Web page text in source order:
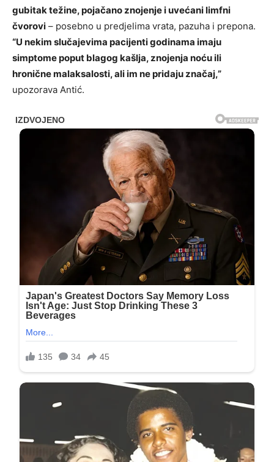
gubitak težine, pojačano znojenje i uvećani limfni
čvorovi – posebno u predjelima vrata, pazuha i prepona.
“U nekim slučajevima pacijenti godinama imaju
simptome poput blagog kašlja, znojenja noću ili
hronične malaksalosti, ali im ne pridaju značaj,”
upozorava Antić.